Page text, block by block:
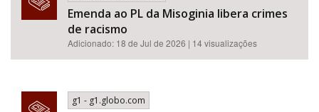
Emenda ao PL da Misoginia libera crimes
de racismo​​​​​​​​​​​​​​​​​​​​​​​​​​​​​​​​​​​​​​​​​​
Adicionado: 18 de Jul de 2026 | 14 visualizações
g1 - g1.globo.com